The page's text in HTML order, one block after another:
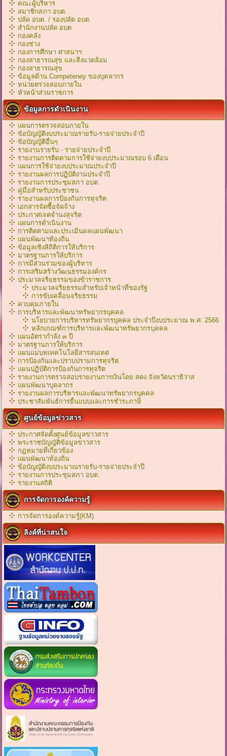
คณะผู้บริหาร
สมาชิกสภา อบต.
ปลัด อบต. / รองปลัด อบต.
สำนักงานปลัด อบต.
กองคลัง
กองช่าง
กองการศึกษา ศาสนาฯ
กองสาธารณสุข และสิ่งแวดล้อม
กองสาธารณสุข
ข้อมูลด้าน Competeney ของบุคลากร
หน่วยตรวจสอบภายใน
หัวหน้าส่วนราชการ
ข้อมูลการดำเนินงาน
แผนการตรวจสอบภายใน
ข้อบัญญัติงบประมาณรายรับ-รายจ่ายประจำปี
ข้อบัญญัติอื่นๆ
รายงานรายรับ - รายจ่ายประจำปี
รายงานการติดตามการใช้จ่ายงบประมาณรอบ 6 เดือน
แผนการใช้จ่ายงบประมาณประจำปี
รายงานผลการปฏิบัติงานประจำปี
รายงานการประชุมสภา อบต.
คู่มือสำหรับประชาชน
รายงานผลการป้องกันการทุจริต
เอกสารจัดซื้อจัดจ้าง
ประกาศเจตจำนงสุจริต
แผนการดำเนินงาน
การติดตามและประเมินผลแผนพัฒนา
แผนพัฒนาท้องถิ่น
ข้อมูลเชิงสิถิติการให้บริการ
มาตรฐานการให้บริการ
การมีส่วนร่วมของผู้บริหาร
การเสริมสร้างวัฒนธรรมองค์กร
ประมวลจริยธรรมของข้าราชการ
ประมวลจริยธรรมสำหรับเจ้าหน้าที่ของรัฐ
การขับเคลื่อนจริยธรรม
ควบคุมภายใน
การบริหารและพัฒนาทรัพยากรบุคคล
นโยบายการบริหารทรัพยากรบุคคล ประจำปีงบประมาณ พ.ศ. 2566
หลักเกณฑ์การบริหารเเละพัฒนาทรัพยากรบุคคล
แผนอัตรากำลัง ๓ ปี
มาตรฐานการให้บริการ
แผนแม่บทเทคโนโลยีสารสนเทศ
การป้องกันและปราบปรามการทุจริต
แผนปฏิบัติการป้องกันการทุจริต
รายงานการตรวจสอบรายงานการเงินโดย สตง.จังหวัดนราธิวาส
แผนพัฒนาบุคลากร
รายงานผลการบริหารและพัฒนาทรัพยากรบุคคล
ประชาสัมพันธ์การยื่นแบบและการชำระภาษี
ศูนย์ข้อมูลข่าวสาร
ประกาศจัดตั้งศูนย์ข้อมูลข่าวสาร
พระราชบัญญัติข้อมูลข่าวสาร
กฏหมายที่เกี่ยวข้อง
เเผนพัฒนาท้องถิ่น
ข้อบัญญัติงบประมาณรายรับ-รายจ่ายประจำปี
รายงานการประชุมสภา อบต.
รายงานสถิติ
การจัดการองค์ความรู้
การจัดการองค์ความรู้(KM)
ลิงค์ที่น่าสนใจ